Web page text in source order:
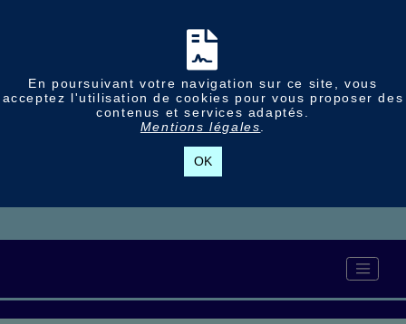
En poursuivant votre navigation sur ce site, vous
acceptez l'utilisation de cookies pour vous proposer des
contenus et services adaptés.
Mentions légales
OK